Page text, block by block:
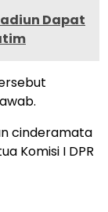
Dapat
cinderamata
Komisi I DPR